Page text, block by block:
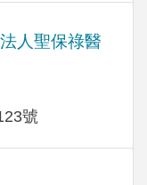
人聖保祿醫
號